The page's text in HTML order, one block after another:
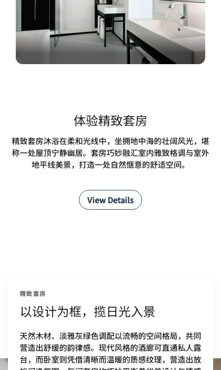
体验精致套房
精致套房沐浴在柔和光线中，坐拥地中海的壮阔风光，堪
称一处屋顶宁静幽居。套房巧妙融汇室内雅致格调与室外
地平线美景，打造一处自然惬意的舒适空间。
View Details
精致套房
以设计为框，揽日光入景
天然木材、淡雅灰绿色调配以流畅的空间格局，共同
营造出舒缓的韵律感。现代风格的酒廊可直通私人露
台，而卧室则凭借清晰而温暖的质感纹理，营造出放